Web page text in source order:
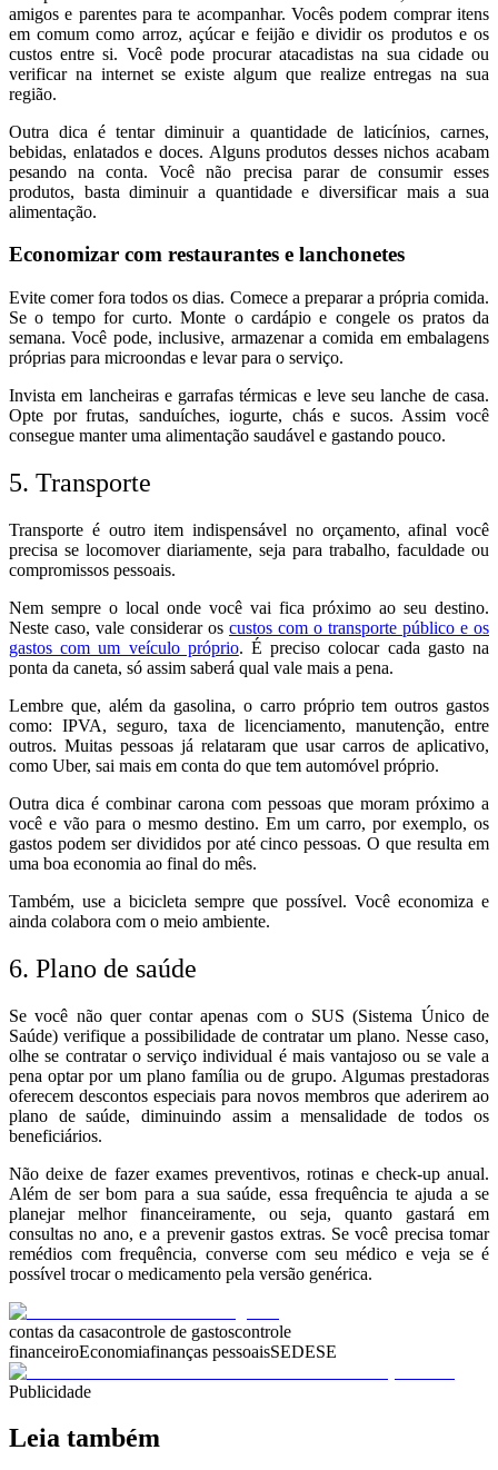
amigos e parentes para te acompanhar. Vocês podem comprar itens
em comum como arroz, açúcar e feijão e dividir os produtos e os
custos entre si. Você pode procurar atacadistas na sua cidade ou
verificar na internet se existe algum que realize entregas na sua
região.
Outra dica é tentar diminuir a quantidade de laticínios, carnes,
bebidas, enlatados e doces. Alguns produtos desses nichos acabam
pesando na conta. Você não precisa parar de consumir esses
produtos, basta diminuir a quantidade e diversificar mais a sua
alimentação.
Economizar com restaurantes e lanchonetes
Evite comer fora todos os dias. Comece a preparar a própria comida.
Se o tempo for curto. Monte o cardápio e congele os pratos da
semana. Você pode, inclusive, armazenar a comida em embalagens
próprias para microondas e levar para o serviço.
Invista em lancheiras e garrafas térmicas e leve seu lanche de casa.
Opte por frutas, sanduíches, iogurte, chás e sucos. Assim você
consegue manter uma alimentação saudável e gastando pouco.
5. Transporte
Transporte é outro item indispensável no orçamento, afinal você
precisa se locomover diariamente, seja para trabalho, faculdade ou
compromissos pessoais.
Nem sempre o local onde você vai fica próximo ao seu destino.
Neste caso, vale considerar os custos com o transporte público e os
gastos com um veículo próprio. É preciso colocar cada gasto na
ponta da caneta, só assim saberá qual vale mais a pena.
Lembre que, além da gasolina, o carro próprio tem outros gastos
como: IPVA, seguro, taxa de licenciamento, manutenção, entre
outros. Muitas pessoas já relataram que usar carros de aplicativo,
como Uber, sai mais em conta do que tem automóvel próprio.
Outra dica é combinar carona com pessoas que moram próximo a
você e vão para o mesmo destino. Em um carro, por exemplo, os
gastos podem ser divididos por até cinco pessoas. O que resulta em
uma boa economia ao final do mês.
Também, use a bicicleta sempre que possível. Você economiza e
ainda colabora com o meio ambiente.
6. Plano de saúde
Se você não quer contar apenas com o SUS (Sistema Único de
Saúde) verifique a possibilidade de contratar um plano.Nesse caso,
olhe se contratar o serviço individual é mais vantajoso ou se vale a
pena optar por um plano família ou de grupo. Algumas prestadoras
oferecem descontos especiais para novos membros que aderirem ao
plano de saúde, diminuindo assim a mensalidade de todos os
beneficiários.
Não deixe de fazer exames preventivos, rotinas e check-up anual.
Além de ser bom para a sua saúde, essa frequência te ajuda a se
planejar melhor financeiramente, ou seja, quanto gastará em
consultas no ano, e a prevenir gastos extras. Se você precisa tomar
remédios com frequência, converse com seu médico e veja se é
possível trocar o medicamento pela versão genérica.
contas da casacontrole de gastoscontrole
financeiroEconomiafinanças pessoaisSEDESE
Publicidade
Leia também